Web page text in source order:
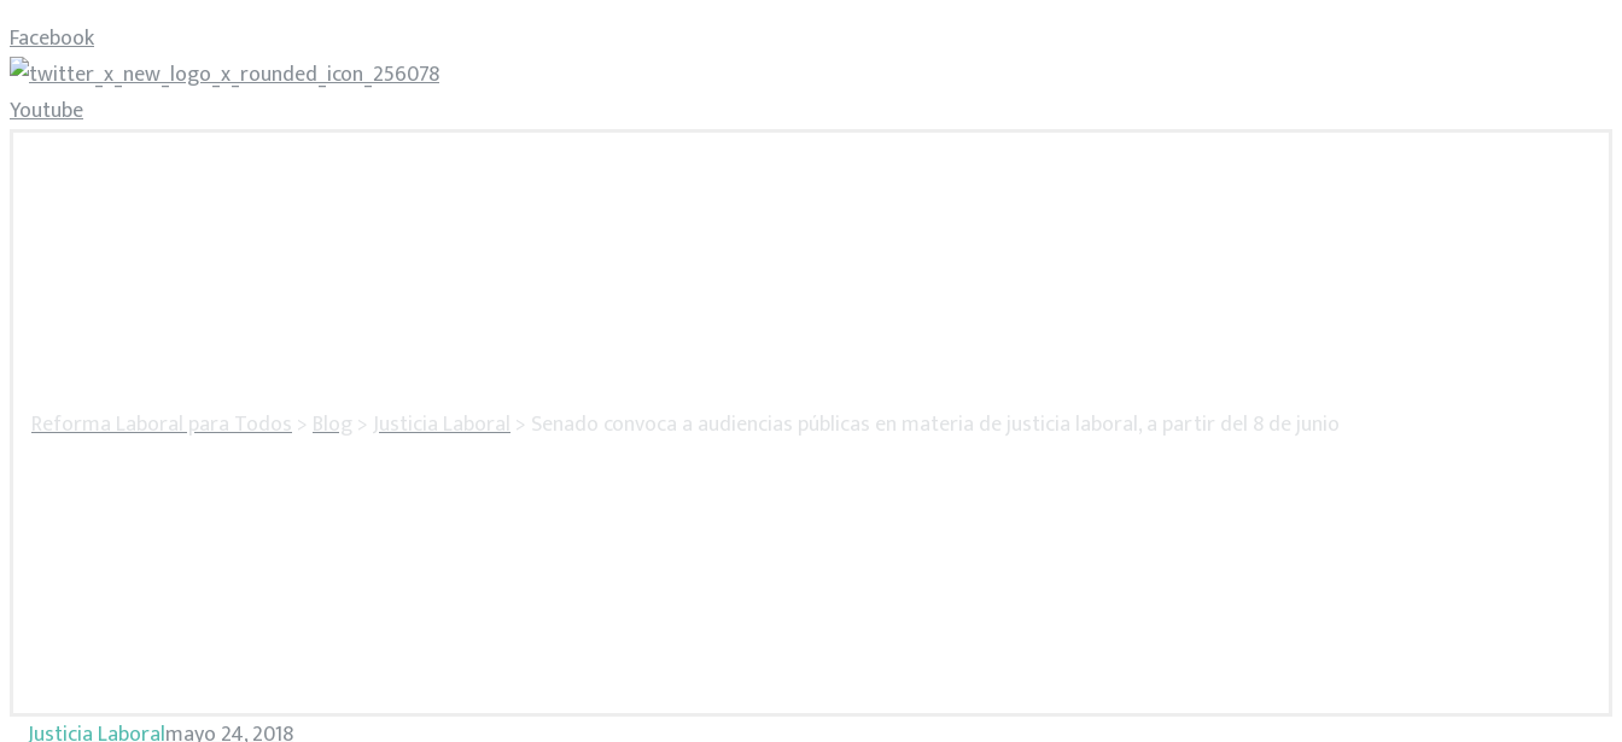
Facebook
Youtube
Reforma Laboral para Todos> Blog > Justicia Laboral> Senado convoca a audiencias públicas en materia de justicia laboral, a partir del 8 de junio
Justicia Laboralmayo 24, 2018